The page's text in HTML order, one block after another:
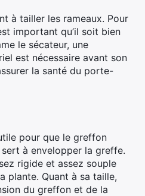
à tailler les rameaux. Pour
important qu’il soit bien
le sécateur, une
est nécessaire avant son
la santé du porte-
pour que le greffon
à envelopper la greffe.
rigide et assez souple
plante. Quant à sa taille,
du greffon et de la